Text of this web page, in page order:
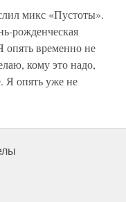
микс «Пустоты».
рожденческая
опять временно не
кому это надо,
Я опять уже не